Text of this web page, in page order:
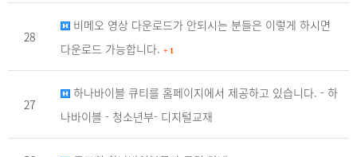
28
비메오 영상 다운로드가 안되시는 분들은 이렇게 하시면
다운로드 가능합니다. + 1
27
하나바이블 큐티를 홈페이지에서 제공하고 있습니다. - 하
나바이블 - 청소년부- 디지털교재